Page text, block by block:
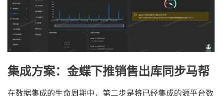
集成方案：金蝶下推销售出库同步马帮
在数据集成的生命周期中，第二步是将已经集成的源平台数